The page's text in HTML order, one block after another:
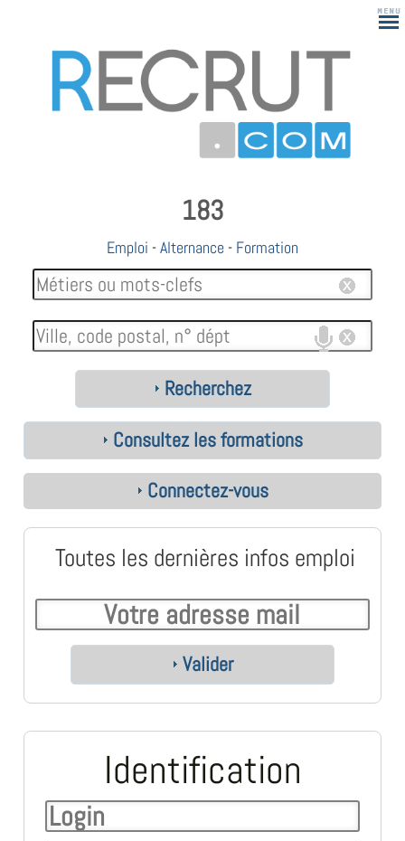
183
Emploi -Alternance - Formation
Recherchez
Consultez les formations
Connectez-vous
Toutes les dernières infos emploi
Valider
Identification